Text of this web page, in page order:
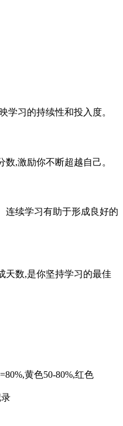
学习的持续性和投入度。
,激励你不断超越自己。
连续学习有助于形成良好的
天数,是你坚持学习的最佳
黄色50-80%,红色